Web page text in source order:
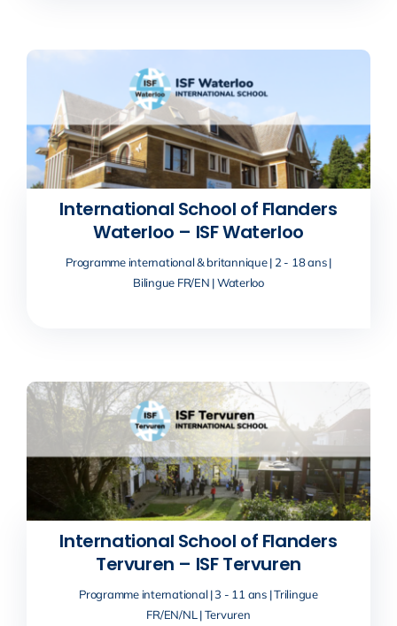
International School of Flanders
Waterloo – ISF Waterloo
Programme international & britannique | 2 - 18 ans |
Bilingue FR/EN | Waterloo
International School of Flanders
Tervuren – ISF Tervuren
Programme international | 3 - 11 ans | Trilingue
FR/EN/NL | Tervuren